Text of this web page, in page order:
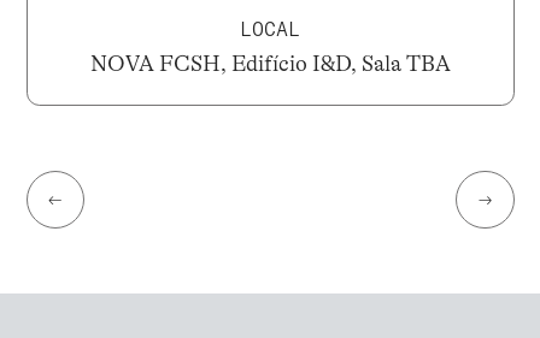
LOCAL
NOVA FCSH, Edifício I&D, Sala TBA
← →